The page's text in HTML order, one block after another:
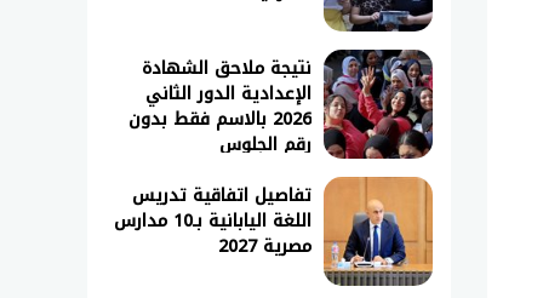
نتيجة ملاحق الشهادة
الإعدادية الدور الثاني
2026 بالاسم فقط بدون
رقم الجلوس
تفاصيل اتفاقية تدريس
اللغة اليابانية بـ10 مدارس
مصرية 2027